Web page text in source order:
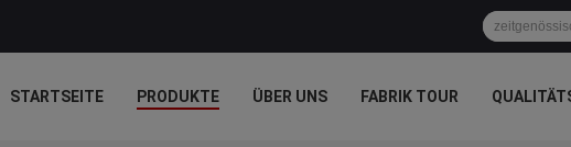
STARTSEITE PRODUKTE ÜBER UNS FABRIK TOUR